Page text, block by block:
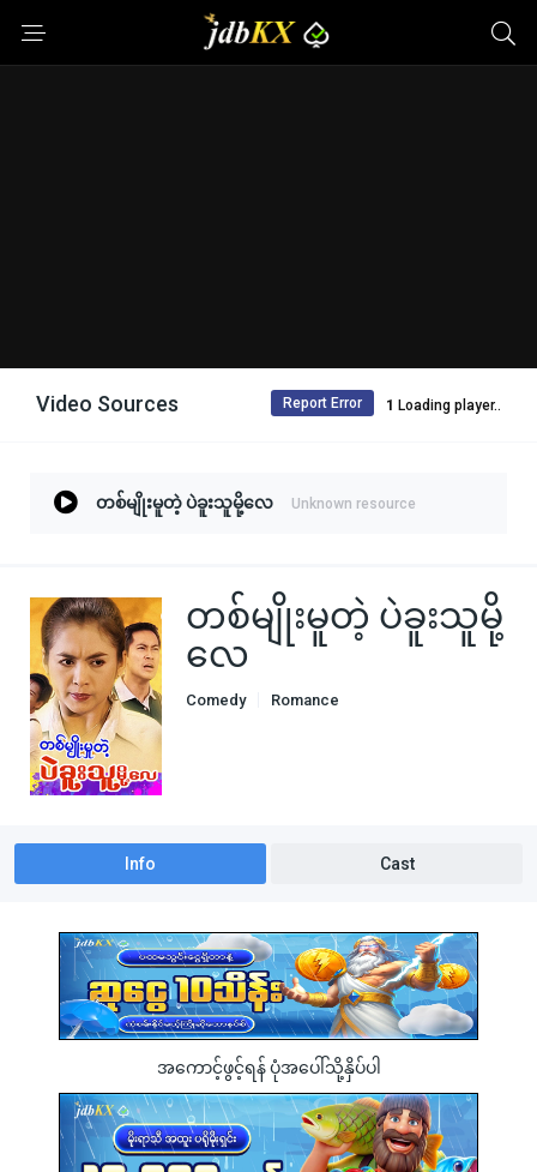
Video Sources Loading player..
Report Error
တစ်မျိုးမူတဲ့ ပဲခူးသူမို့လေ Unknown resource
တစ်မျိုးမူတဲ့ ပဲခူးသူမို့
လေ
Comedy Romance
Info Cast
အကောင့်ဖွင့်ရန် ပုံအပေါ်သို့နှိပ်ပါ